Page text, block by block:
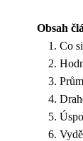
Obsah
Co